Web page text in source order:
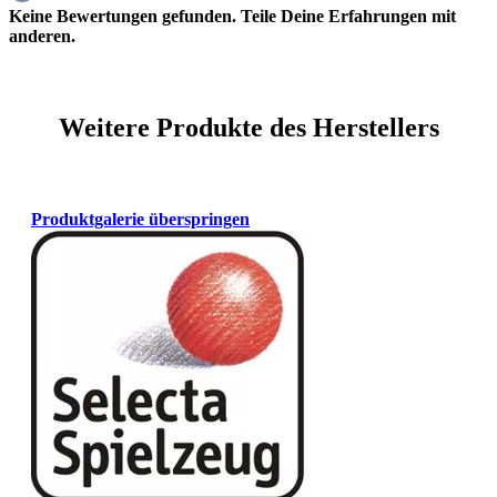
Keine Bewertungen gefunden. Teile Deine Erfahrungen mit
anderen.
Weitere Produkte des Herstellers
Produktgalerie überspringen